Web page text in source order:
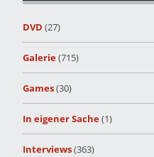
DVD (27)
Galerie(715)
Games(30)
In eigener Sache(1)
Interviews(363)